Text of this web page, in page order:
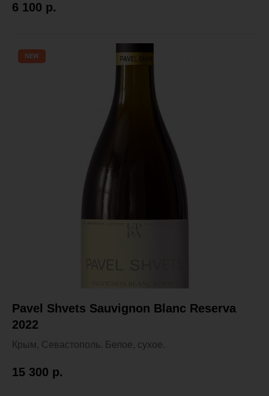
6 100 р.
NEW
Pavel Shvets Sauvignon Blanc Reserva
2022
Крым, Севастополь. Белое, сухое.
15 300 р.